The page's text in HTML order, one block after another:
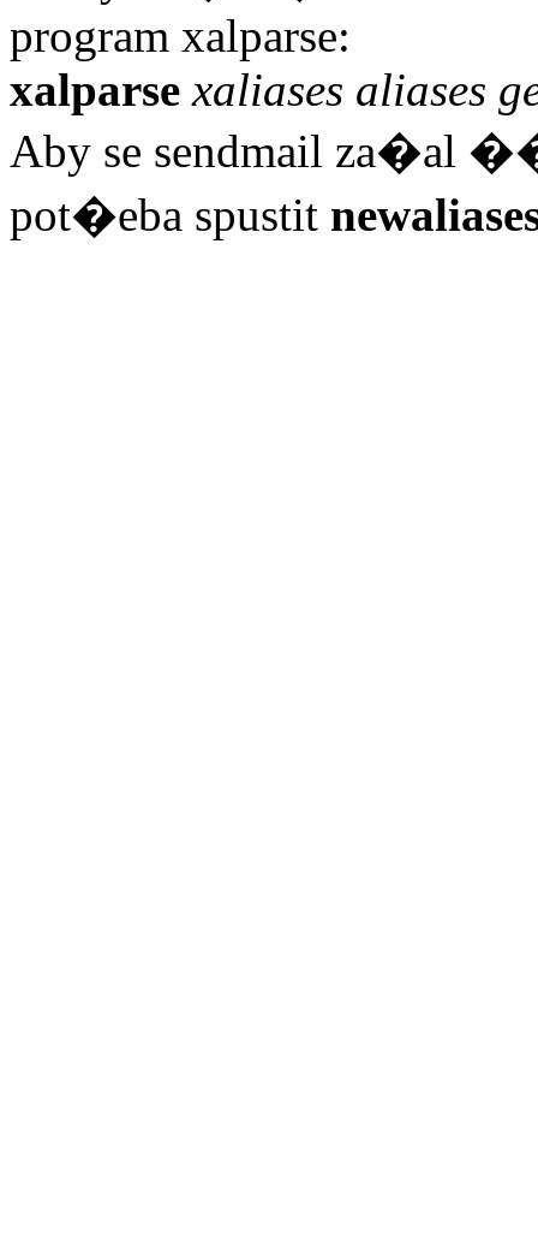
program xalparse:
xalparse xaliases aliases
Aby se sendmail za�al
pot�eba spustit